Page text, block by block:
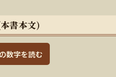
書本文)
数字を読む